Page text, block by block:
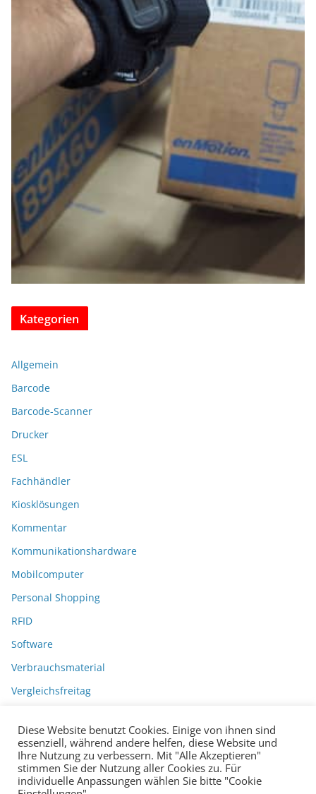
Kategorien
Allgemein
Barcode
Barcode-Scanner
Drucker
ESL
Fachhändler
Kiosklösungen
Kommentar
Kommunikationshardware
Mobilcomputer
Personal Shopping
RFID
Software
Verbrauchsmaterial
Vergleichsfreitag
Diese Website benutzt Cookies. Einige von ihnen sind
essenziell, während andere helfen, diese Website und
Ihre Nutzung zu verbessern. Mit "Alle Akzeptieren"
stimmen Sie der Nutzung aller Cookies zu. Für
individuelle Anpassungen wählen Sie bitte "Cookie